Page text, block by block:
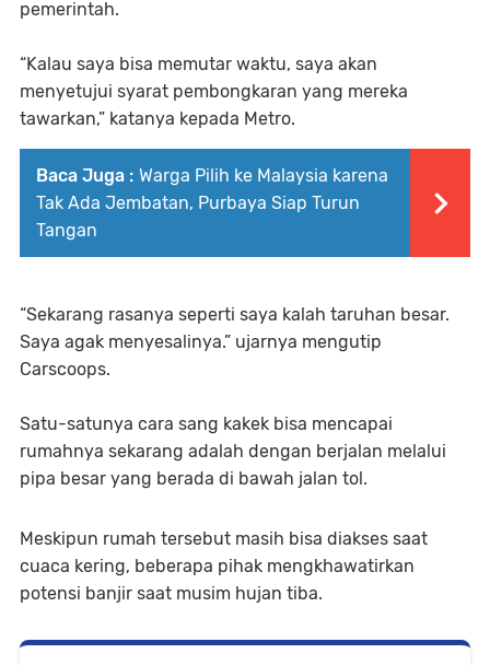
pemerintah.
“Kalau saya bisa memutar waktu, saya akan
menyetujui syarat pembongkaran yang mereka
tawarkan,” katanya kepada Metro.
Baca Juga : Warga Pilih ke Malaysia karena
Tak Ada Jembatan, Purbaya Siap Turun
Tangan
“Sekarang rasanya seperti saya kalah taruhan besar.
Saya agak menyesalinya.” ujarnya mengutip
Carscoops.
Satu-satunya cara sang kakek bisa mencapai
rumahnya sekarang adalah dengan berjalan melalui
pipa besar yang berada di bawah jalan tol.
Meskipun rumah tersebut masih bisa diakses saat
cuaca kering, beberapa pihak mengkhawatirkan
potensi banjir saat musim hujan tiba.